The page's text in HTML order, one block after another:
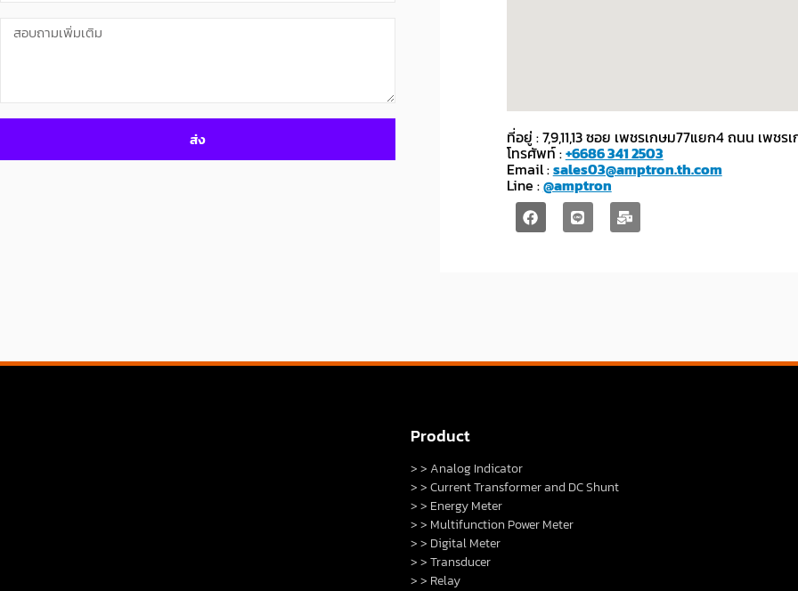
ส่ง ที่อยู่ : 7,9,11,13 ซอย เพชรเกษม77แยก4 ถนน เพ
โทรศัพท์ :+6686 341 2503
Email :sales03@amptron.th.com
Line :@amptron
Product
> > Analog Indicator
> > Current Transformer and DC Shunt
> > Energy Meter
> > Multifunction Power Meter
> > Digital Meter
> > Transducer
> > Relay